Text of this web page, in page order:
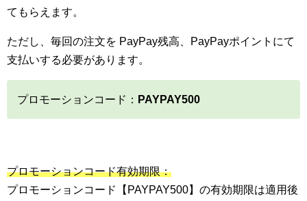
てもらえます。
ただし、毎回の注文を PayPay残高、PayPayポイントにて
支払いする必要があります。
プロモーションコード： PAYPAY500
プロモーションコード有効期限：
プロモーションコード【PAYPAY500】の有効期限は適用後